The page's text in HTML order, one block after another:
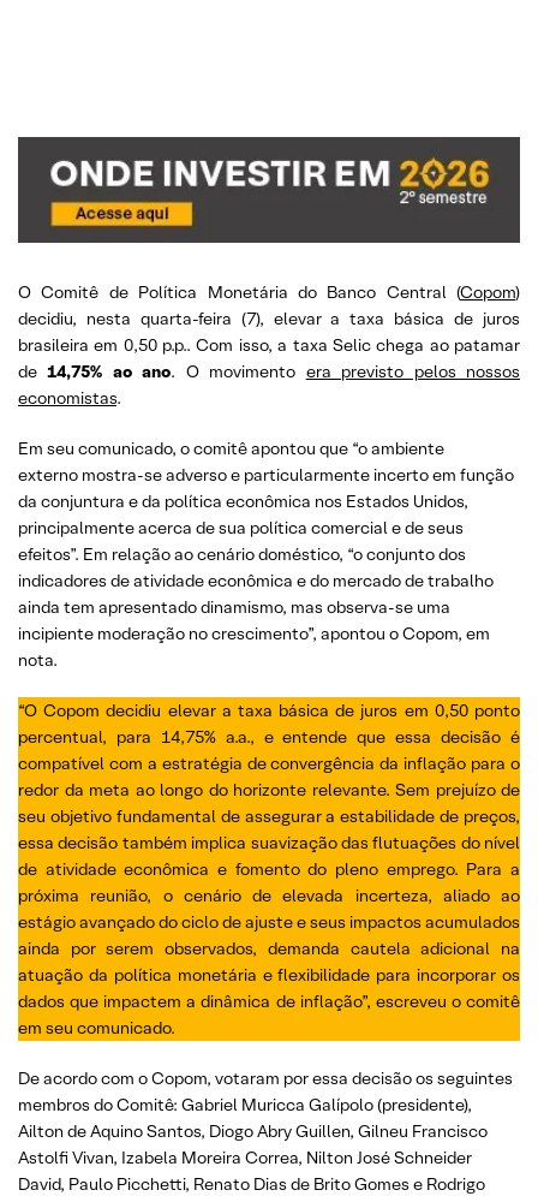
O Comitê de Política Monetária do Banco Central (Copom)
decidiu, nesta quarta-feira (7), elevar a taxa básica de juros
brasileira em 0,50 p.p.. Com isso, a taxa Selic chega ao patamar
de14,75% ao ano. O movimento era previsto pelos nossos
economistas.
Em seu comunicado, o comitê apontou que “o ambiente
externo mostra-se adverso e particularmente incerto em função
da conjuntura e da política econômica nos Estados Unidos,
principalmente acerca de sua política comercial e de seus
efeitos”. Em relação ao cenário doméstico, “o conjunto dos
indicadores de atividade econômica e do mercado de trabalho
ainda tem apresentado dinamismo, mas observa-se uma
incipiente moderação no crescimento”, apontou o Copom, em
nota.
“O Copom decidiu elevar a taxa básica de juros em 0,50 ponto
percentual, para 14,75% a.a., e entende que essa decisão é
compatível com a estratégia de convergência da inflação para o
redor da meta ao longo do horizonte relevante. Sem prejuízo de
seu objetivo fundamental de assegurar a estabilidade de preços,
essa decisão também implica suavização das flutuações do nível
de atividade econômica e fomento do pleno emprego. Para a
próxima reunião, o cenário de elevada incerteza, aliado ao
estágio avançado do ciclo de ajuste e seus impactos acumulados
ainda por serem observados, demanda cautela adicional na
atuação da política monetária e flexibilidade para incorporar os
dados que impactem a dinâmica de inflação”, escreveu o comitê
em seu comunicado.
De acordo com o Copom, votaram por essa decisão os seguintes
membros do Comitê: Gabriel Muricca Galípolo (presidente),
Ailton de Aquino Santos, Diogo Abry Guillen, Gilneu Francisco
Astolfi Vivan, Izabela Moreira Correa, Nilton José Schneider
David, Paulo Picchetti, Renato Dias de Brito Gomes e Rodrigo